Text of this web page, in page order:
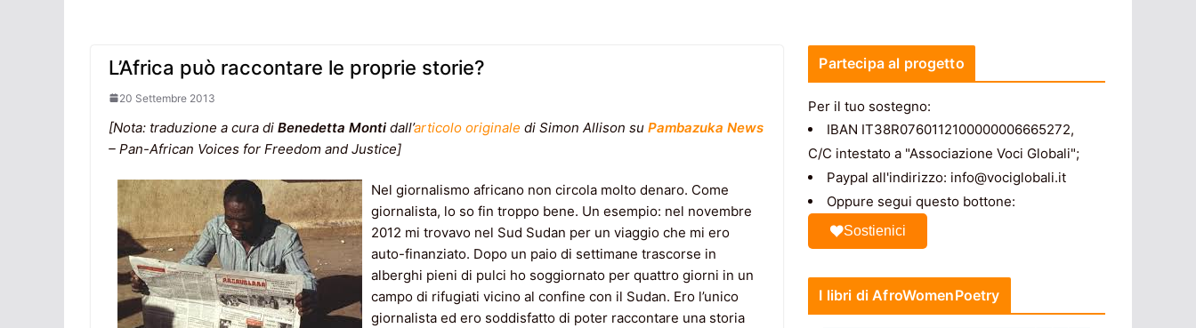
L’Africa può raccontare le proprie storie?
20 Settembre 2013
[Nota: traduzione a cura di Benedetta Monti dall’articolo originale di Simon Allison su Pambazuka News
– Pan-African Voices for Freedom and Justice]
Nel giornalismo africano non circola molto denaro. Come
giornalista, lo so fin troppo bene. Un esempio: nel novembre
2012 mi trovavo nel Sud Sudan per un viaggio che mi ero
auto-finanziato. Dopo un paio di settimane trascorse in
alberghi pieni di pulci ho soggiornato per quattro giorni in un
campo di rifugiati vicino al confine con il Sudan. Ero l’unico
giornalista ed ero soddisfatto di poter raccontare una storia
Partecipa al progetto
Per il tuo sostegno:
IBAN IT38R0760112100000006665272,
C/C intestato a "Associazione Voci Globali";
Paypal all'indirizzo: info@vociglobali.it
Oppure segui questo bottone:
Sostienici
I libri di AfroWomenPoetry